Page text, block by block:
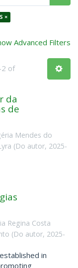
×
Advanced Filters
2 of
da
de
Mendes do
(Do autor, 2025-
Regina Costa
(Do autor, 2025-
in